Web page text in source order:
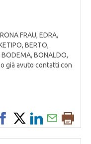
FRAU, EDRA,
BERTO,
BODEMA, BONALDO,
già avuto contatti con